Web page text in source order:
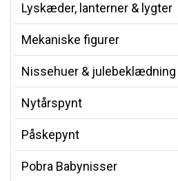
Lyskæder, lanterner & lygter
Mekaniske figurer
Nissehuer & julebeklædning
Nytårspynt
Påskepynt
Pobra Babynisser